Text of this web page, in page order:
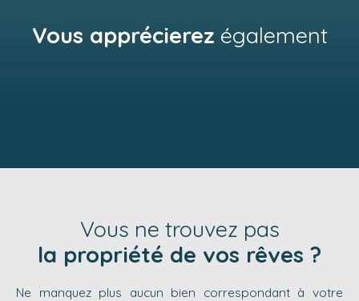
Vous apprécierez également
Vous ne trouvez pas
la propriété de vos rêves ?
Ne manquez plus aucun bien correspondant à votre